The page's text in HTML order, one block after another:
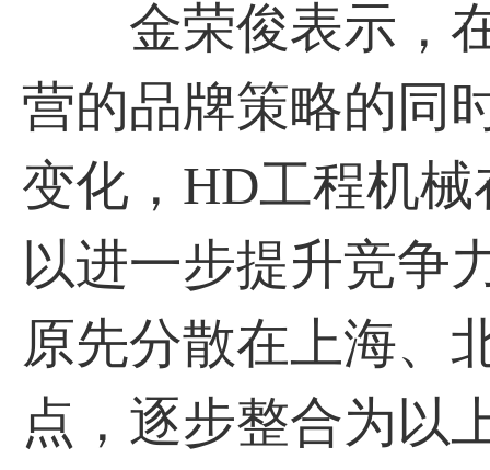
金荣俊表示，在
营的品牌策略的同
变化，HD工程机
以进一步提升竞争
原先分散在上海、
点，逐步整合为以